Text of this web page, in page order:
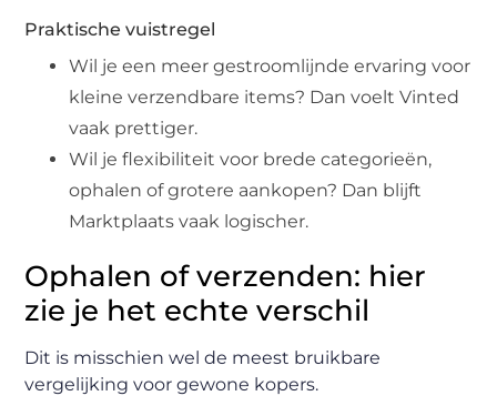
Praktische vuistregel
Wil je een meer gestroomlijnde ervaring voor
kleine verzendbare items? Dan voelt Vinted
vaak prettiger.
Wil je flexibiliteit voor brede categorieën,
ophalen of grotere aankopen? Dan blijft
Marktplaats vaak logischer.
Ophalen of verzenden: hier
zie je het echte verschil
Dit is misschien wel de meest bruikbare
vergelijking voor gewone kopers.